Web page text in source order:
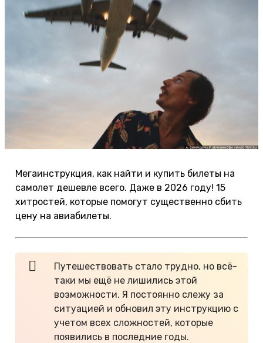
Мегаинструкция, как найти и купить билеты на
самолет дешевле всего. Даже в 2026 году! 15
хитростей, которые помогут существенно сбить
цену на авиабилеты.
Путешествовать стало трудно, но всё-
таки мы ещё не лишились этой
возможности. Я постоянно слежу за
ситуацией и обновил эту инструкцию с
учетом всех сложностей, которые
появились в последние годы.